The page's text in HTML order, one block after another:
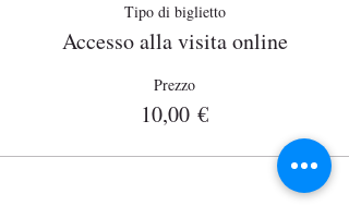
Tipo di biglietto
Accesso alla visita online
Prezzo
10,00 €